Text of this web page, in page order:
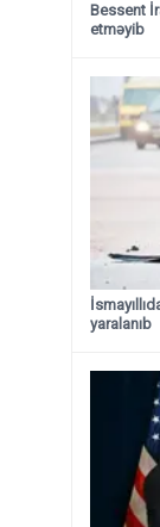
Bessent
etməyib
yaralanıb